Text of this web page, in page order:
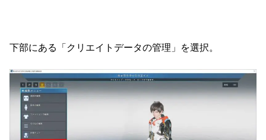
下部にある「クリエイトデータの管理」を選択。